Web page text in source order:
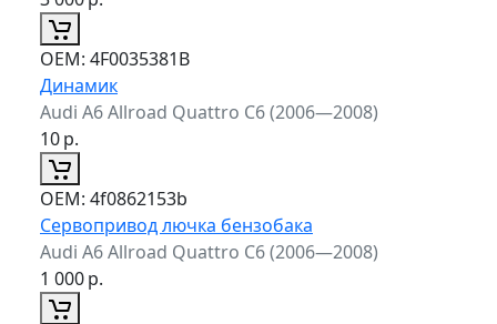
ОЕМ: 4F0035381B
Динамик
Audi A6 Allroad Quattro C6 (2006—2008)
10р.
ОЕМ: 4f0862153b
Сервопривод лючка бензобака
Audi A6 Allroad Quattro C6 (2006—2008)
1 000р.